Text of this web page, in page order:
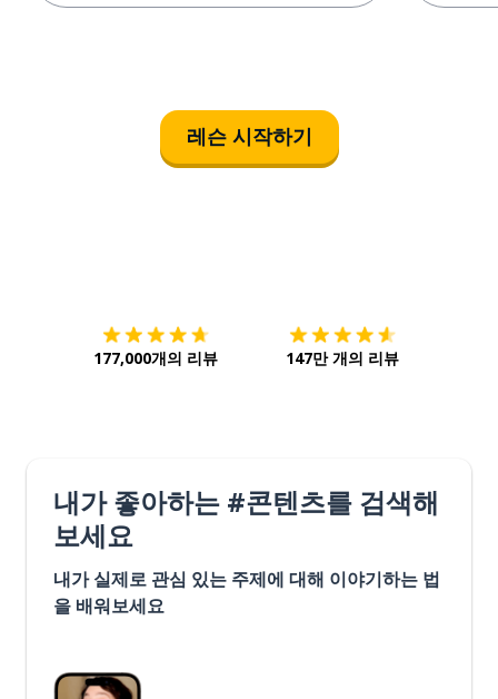
레슨 시작하기
177,000개의 리뷰 147만 개의 리뷰
내가 좋아하는 #콘텐츠를 검색해
보세요
내가 실제로 관심 있는 주제에 대해 이야기하는 법
을 배워보세요